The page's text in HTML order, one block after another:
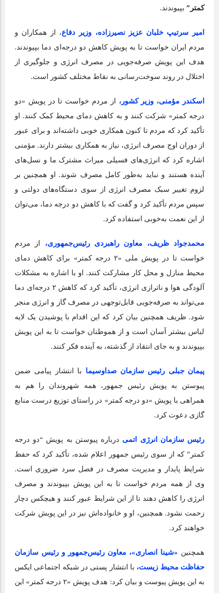
کمتر” بپیوندند.
امیر سرتیپ خلبان عزیز نصیرزاده، وزیر دفاع، از همکاران و
مردم ایران خواست تا به پویش کاهش دو درجه‌ای دما بپیوندند.
هدف این پویش صرفه‌جویی در مصرف انرژی و جلوگیری از
اختلال در روند سوخت‌رسانی به نقاط مختلف کشور است.
اسکندر مؤمنی، وزیر کشور، از مردم خواست تا در پویش «دو
درجه کمتر» شرکت کنند و به کاهش دمای محیط کمک کنند. او
تأکید کرد که مردم تا کنون همکاری خوبی داشته‌اند و برای عبور
از دوران اوج مصرف انرژی، نیاز به همکاری بیشتر دارند. مؤمنی
اشاره کرد که انرژی‌های فسیلی میراث مشترک ما و نسل‌های
آینده هستند و نباید به‌طور کامل مصرف شوند. او همچنین بر
لزوم تغییر سبک مصرف انرژی از سوی دستگاه‌های دولتی و
سپس مردم تأکید کرد و گفت که با کاهش دو درجه دما، می‌توان
از این نعمت به‌خوبی استفاده کرد.
محمدجواد ظریف، معاون راهبردی رئیس‌جمهوری، از مردم
خواست تا در پویش ملی «۲ درجه کمتر» برای کاهش دمای
محیط منازل و محل کار مشارکت کنند. او با اشاره به مشکلات
آلودگی هوا و ناترازی انرژی، تأکید کرد که کاهش ۲ درجه‌ای دما
می‌تواند به صرفه‌جویی قابل‌توجهی در مصرف گاز و انرژی منجر
شود. ظریف همچنین بیان کرد که این اقدام با پوشیدن یک لایه
لباس بیشتر آسان است و از هموطنان خواست تا به این پویش
بپیوندند و به جای انتقاد از گذشته، به آینده فکر کنند.
پیمان جبلی رئیس سازمان صداوسیما
با انتشار پیامی ضمن
پیوستن به پویش رئیس جمهور، همه شهروندان را هم به
همراهی با پویش «دو درجه کمتر» در راستای توزیع درست منابع
گازی دعوت کرد.
رئیس سازمان انرژی اتمی درباره پیوستن به پویش “دو درجه
کمتر” که از سوی رئیس جمهور اعلام شده، تأکید کرد که حفظ
شرایط پایدار و مدیریت مصرف در فصل سرد ضروری است.
وی از همه مردم خواست تا به این پویش بپیوندند و مصرف
انرژی را کاهش دهند تا از این شرایط عبور کنند و هیچکس دچار
زحمت نشود. همچنین، او و خانواده‌اش نیز در این پویش شرکت
خواهند کرد.
همچنین «شینا انصاری»، معاون رئیس‌جمهور و رئیس سازمان
حفاظت محیط زیست، با انتشار پستی در شبکه اجتماعی ایکس
به این پویش پیوست و بیان کرد: هدف پویش «۲ درجه کمتر» این